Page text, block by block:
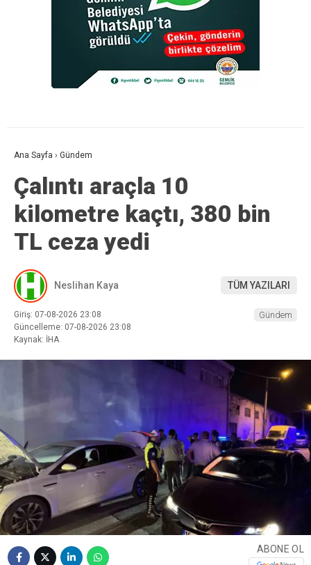
Ana Sayfa › Gündem
Çalıntı araçla 10
kilometre kaçtı, 380 bin
TL ceza yedi
Neslihan Kaya TÜM YAZILARI
Giriş: 07-08-2026 23:08
Güncelleme: 07-08-2026 23:08
Kaynak: İHA
Gündem
ABONE OL